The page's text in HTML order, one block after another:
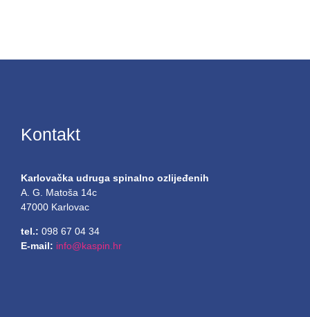
Kontakt
Karlovačka udruga spinalno ozlijeđenih
A. G. Matoša 14c
47000 Karlovac
tel.: 098 67 04 34
E-mail: info@kaspin.hr